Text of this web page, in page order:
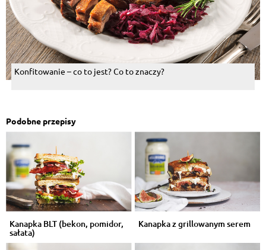
Konfitowanie – co to jest? Co to znaczy?
Podobne przepisy
Kanapka BLT (bekon, pomidor,
sałata)
Kanapka z grillowanym serem